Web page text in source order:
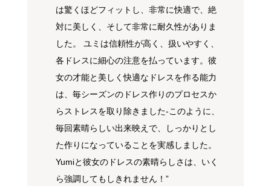
は驚くほどフィットし、非常に快適で、絶
対に美しく、そして非常に耐久性がありま
した。 ユミは信頼性が高く、扱いやすく、
各ドレスに細心の注意を払っています。彼
女の才能と美しく快適なドレスを作る能力
は、毎シーズンのドレス作りのプロセスか
らストレスを取り除きました-このように、
毎回素晴らしい出来映えで、しっかりとし
た作りになっていることを実感しました。
Yumiと彼女のドレスの素晴らしさは、いく
ら強調してもしきれません！”